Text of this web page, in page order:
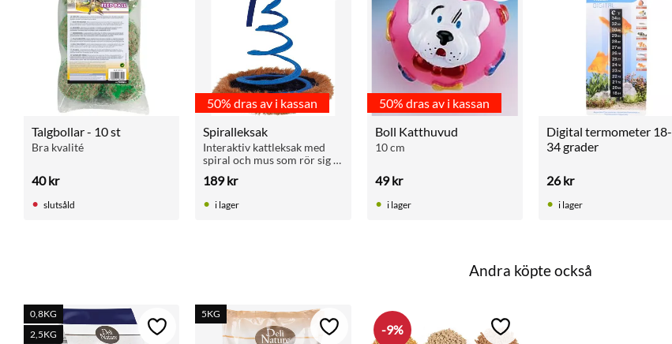
Talgbollar - 10 st
Bra kvalité
40kr
slutsåld
50% dras av i kassan
Spiralleksak
Interaktiv kattleksak med
spiral och mus som rör sig
stimulerar katten. Diameter
189kr
i lager
50% dras av i kassan
Boll Katthuvud
10 cm
49kr
i lager
Digital termometer 18-
34 grader
26kr
i lager
Andra köpte också
0,8KG
2,5KG
Lägg till i favoriter
5KG
Lägg till i favoriter
9% Lägg till i favoriter